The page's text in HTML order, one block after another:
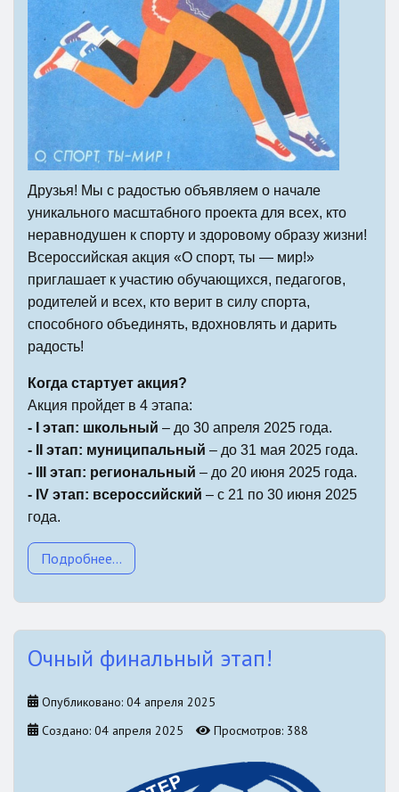
Друзья! Мы с радостью объявляем о начале
уникального масштабного проекта для всех, кто
неравнодушен к спорту и здоровому образу жизни!
Всероссийская акция «О спорт, ты — мир!»
приглашает к участию обучающихся, педагогов,
родителей и всех, кто верит в силу спорта,
способного объединять, вдохновлять и дарить
радость!
Когда стартует акция?
Акция пройдет в 4 этапа:
- I этап: школьный – до 30 апреля 2025 года.
- II этап: муниципальный – до 31 мая 2025 года.
- III этап: региональный – до 20 июня 2025 года.
- IV этап: всероссийский – с 21 по 30 июня 2025
года.
Подробнее...
Очный финальный этап!
Опубликовано: 04 апреля 2025
Создано: 04 апреля 2025
Просмотров: 388